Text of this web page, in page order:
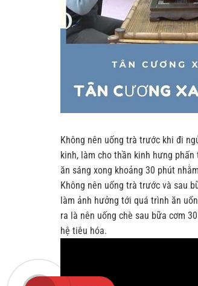
Không nên uống trà trước khi đi
kinh, làm cho thần kinh hưng
ăn sáng xong khoảng 30 phút
Không nên uống trà trước và sau
làm ảnh hưởng tới quá trình ăn
ra là nên uống chè sau bữa cơm
hệ tiêu hóa.